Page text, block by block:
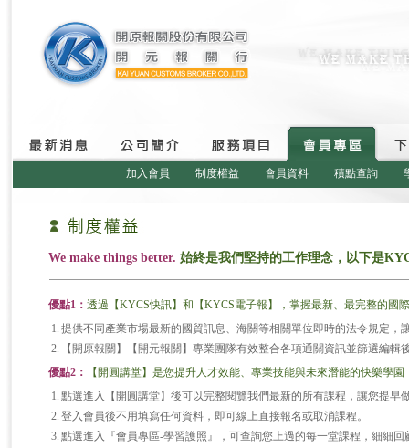
加入會員 制度權益 會員資料 積點查詢
We make things better. 始終是我們堅持的工作理念，以下是
優點1：透過【KYCS快訊】和【KYCS電子報】，掌握最新、最完整的國
1. 提供不同產業市場最新的國貿訊息、海關等相關單位即時的法令規定，
2.
【開原報關】【開元報關】專業團隊有效整合各項通關資訊並篩選編
優點2：
【開圓講堂】是您提升人才效能、專業技能與未來潛能的快樂學園
1. 點選進入【開圓講堂】後可以完整閱覽我們最新的所有課程，讓您提早
2. 登入會員後不用填寫任何資料，即可線上直接報名或取消課程。
3. 點選進入『會員專區-學習護照』，可查詢您上過的每一堂課程，細細回